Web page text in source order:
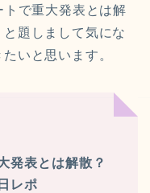
で重大発表とは解
題しまして気にな
いと思います。
発表とは解散？
レポ